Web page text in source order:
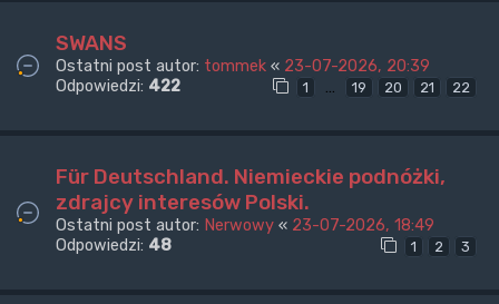
SWANS
Ostatni post autor: tommek « 23-07-2026, 20:39
Odpowiedzi: 422 1 … 19 20 21 22
Für Deutschland. Niemieckie podnóżki,
zdrajcy interesów Polski.
Ostatni post autor: Nerwowy « 23-07-2026, 18:49
Odpowiedzi: 48 1 2 3